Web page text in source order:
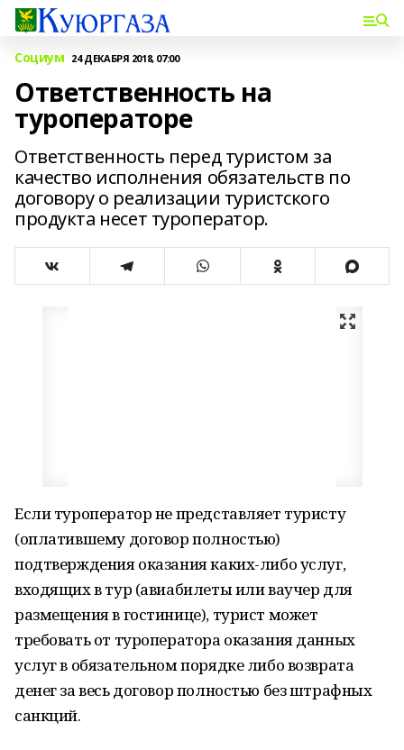
Социум 24 ДЕКАБРЯ 2018, 07:00
Ответственность на
туроператоре
Ответственность перед туристом за
качество исполнения обязательств по
договору о реализации туристского
продукта несет туроператор.
Если туроператор не представляет туристу
(оплатившему договор полностью)
подтверждения оказания каких-либо услуг,
входящих в тур (авиабилеты или ваучер для
размещения в гостинице), турист может
требовать от туроператора оказания данных
услуг в обязательном порядке либо возврата
денег за весь договор полностью без штрафных
санкций.